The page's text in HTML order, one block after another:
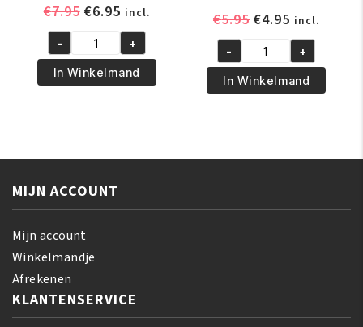
€7.95 Oorspronkelijke
was:
€7.95.
€6.95Huidige
prijs
is:
€6.95.
incl.
Olive
Oil
Shampoo
- +
In Winkelmand
€5.95
was:
€5.95.
€4.95 Huidige
prijs
is:
€4.95.
incl.
A3
Lemon
Gel
Tube
- +
In Winkelmand
MIJN ACCOUNT
Mijn account
Winkelmandje
Afrekenen
KLANTENSERVICE